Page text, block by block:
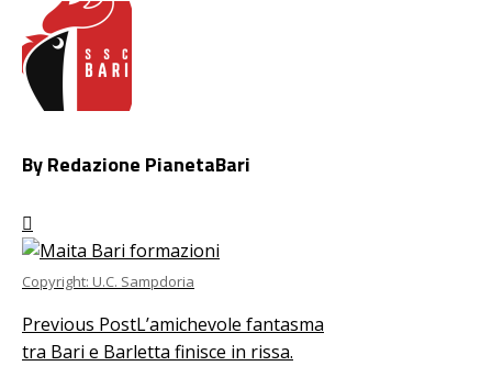
By Redazione PianetaBari
Copyright: U.C. Sampdoria
Previous PostL’amichevole fantasma
tra Bari e Barletta finisce in rissa.